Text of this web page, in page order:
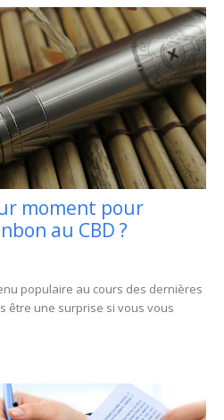
moment pour
au CBD ?
populaire au cours des dernières
être une surprise si vous vous